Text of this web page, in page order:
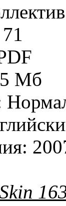
71
Мб